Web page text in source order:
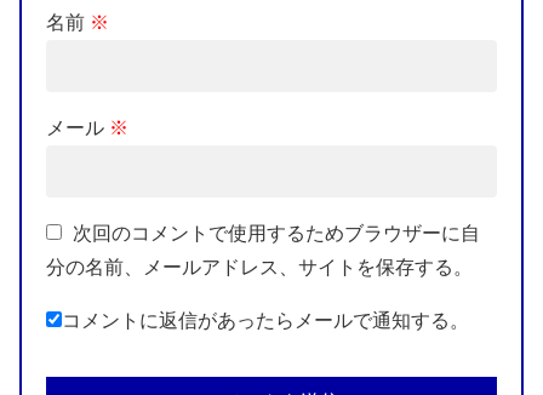
名前 ※
メール ※
次回のコメントで使用するためブラウザーに自
分の名前、メールアドレス、サイトを保存する。
コメントに返信があったらメールで通知する。